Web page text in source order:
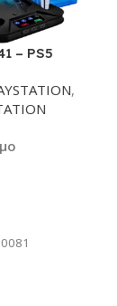
– PS5
βάση
φόρτισης
|
/ Digital
,